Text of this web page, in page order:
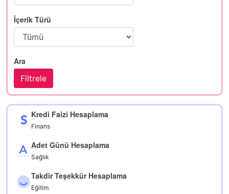
İçerik Türü
Ara
Kredi Faizi Hesaplama
Finans
Adet Günü Hesaplama
Sağlık
Takdir Teşekkür Hesaplama
Eğitim